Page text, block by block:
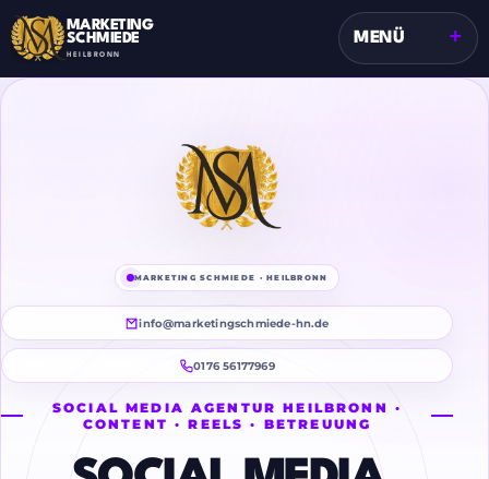
MARKETING
SCHMIEDE
HEILBRONN
MENÜ +
MARKETING SCHMIEDE · HEILBRONN
info@marketingschmiede-hn.de
0176 56177969
SOCIAL MEDIA AGENTUR HEILBRONN ·
CONTENT · REELS · BETREUUNG